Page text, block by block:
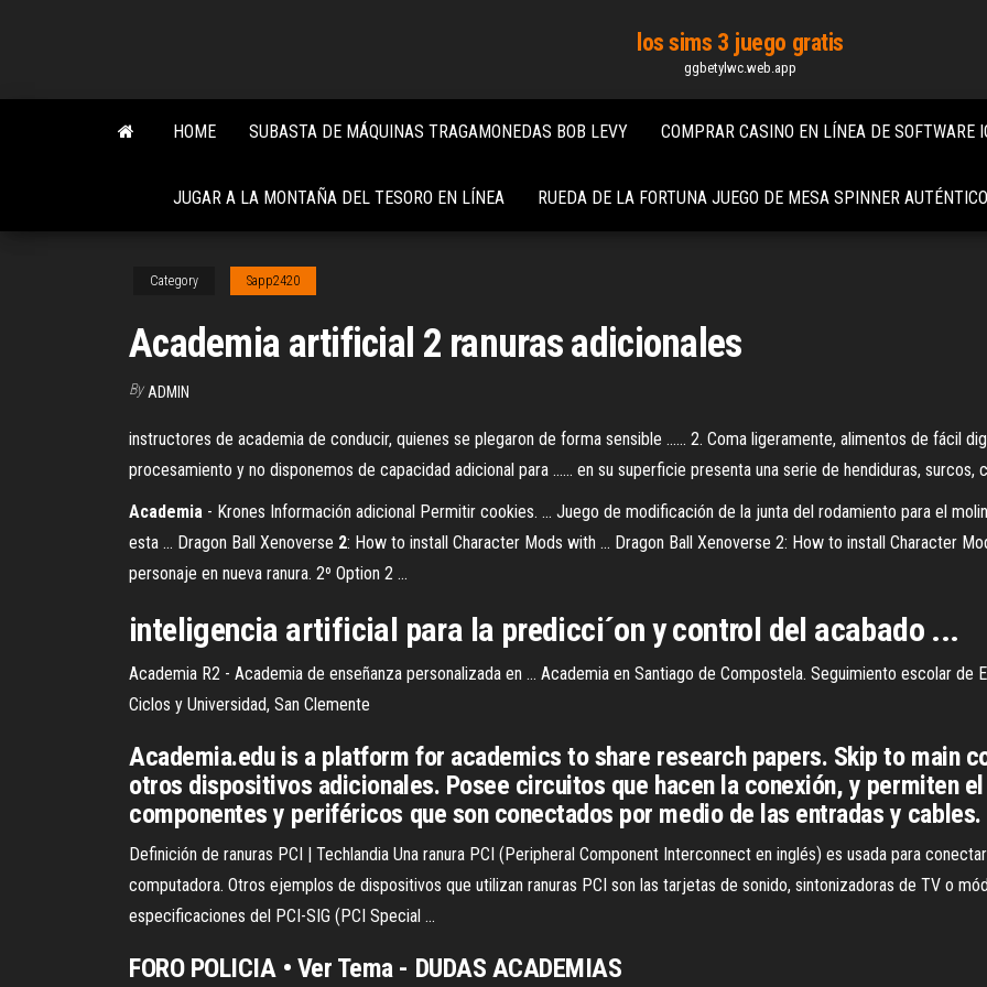
content
los sims 3 juego gratis
ggbetylwc.web.app
HOME SUBASTA DE MÁQUINAS TRAGAMONEDAS BOB LEVY COMPRAR CASINO EN LÍNEA DE SOFTWARE
JUGAR A LA MONTAÑA DEL TESORO EN LÍNEA RUEDA DE LA FORTUNA JUEGO DE MESA SPINNER AUTÉNTICO
Category Sapp2420
Academia artificial 2 ranuras adicionales
By ADMIN
instructores de academia de conducir, quienes se plegaron de forma sensible ...... 2. Coma ligeramente, alimentos de fácil
procesamiento y no disponemos de capacidad adicional para ...... en su superficie presenta una serie de hendiduras, surcos,
Academia - Krones Información adicional Permitir cookies. ... Juego de modificación de la junta del rodamiento para el
esta ... Dragon Ball Xenoverse 2: How to install Character Mods with ... Dragon Ball Xenoverse 2: How to install Character
personaje en nueva ranura. 2º Option 2 ...
inteligencia artificial para la predicci´on y control del acabado ...
Academia R2 - Academia de enseñanza personalizada en ... Academia en Santiago de Compostela. Seguimiento escolar de
Ciclos y Universidad, San Clemente
Academia.edu is a platform for academics to share research papers. Skip to main
otros dispositivos adicionales. Posee circuitos que hacen la conexión, y permiten
componentes y periféricos que son conectados por medio de las entradas y cables.
Definición de ranuras PCI | Techlandia Una ranura PCI (Peripheral Component Interconnect en inglés) es usada para
computadora. Otros ejemplos de dispositivos que utilizan ranuras PCI son las tarjetas de sonido, sintonizadoras de TV o
especificaciones del PCI-SIG (PCI Special ...
FORO POLICIA • Ver Tema - DUDAS ACADEMIAS